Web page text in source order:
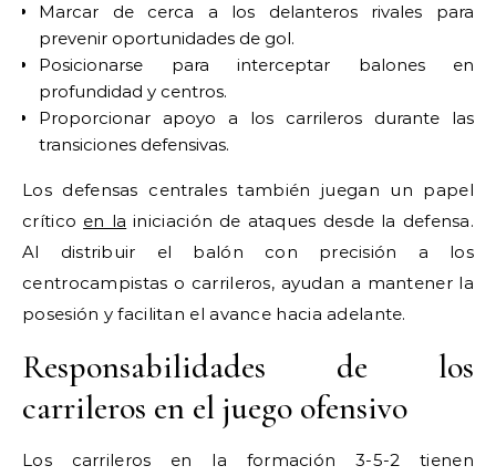
Marcar de cerca a los delanteros rivales para
prevenir oportunidades de gol.
Posicionarse para interceptar balones en
profundidad y centros.
Proporcionar apoyo a los carrileros durante las
transiciones defensivas.
Los defensas centrales también juegan un papel
crítico en la iniciación de ataques desde la defensa.
Al distribuir el balón con precisión a los
centrocampistas o carrileros, ayudan a mantener la
posesión y facilitan el avance hacia adelante.
Responsabilidades de los
carrileros en el juego ofensivo
Los carrileros en la formación 3-5-2 tienen